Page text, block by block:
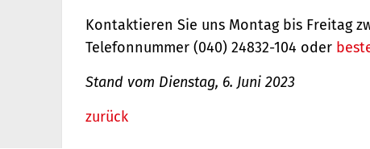
Kontaktieren Sie uns Montag bis Freitag
Telefonnummer (040) 24832-104 oder
Stand vom Dienstag, 6. Juni 2023
zurück